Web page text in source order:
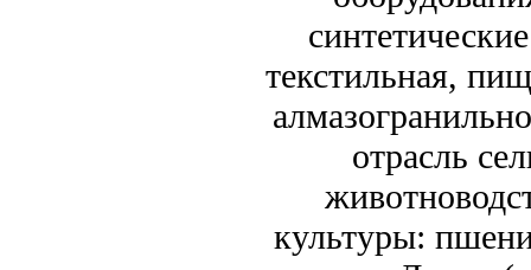
текстильная,
отрасль
культуры: